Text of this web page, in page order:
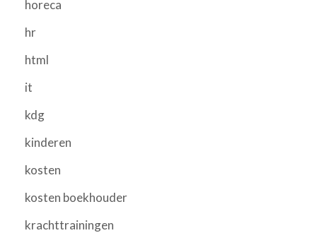
horeca
hr
html
it
kdg
kinderen
kosten
kosten boekhouder
krachttrainingen